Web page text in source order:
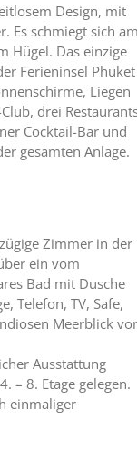
Design, mit
Es schmiegt sich
Hügel. Das einzige
Ferieninsel Phuket
Liegen
drei
Cocktail-Bar und
gesamten Anlage.
Zimmer in der
ein vom
Bad mit Dusche
Telefon, TV, Safe,
Meerblick
Ausstattung
– 8. Etage gelegen.
einmaliger